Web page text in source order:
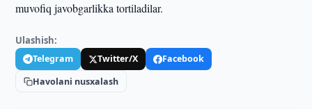
muvofiq javobgarlikka tortiladilar.
Ulashish:
Telegram Twitter/X
Facebook
Havolani nusxalash